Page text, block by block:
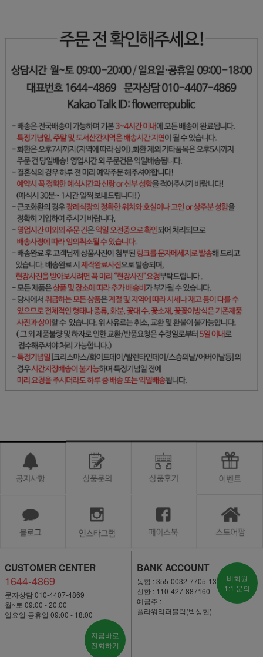
CUSTOMER CENTER
1644-4869
문자상담 010-4407-4869
월~토 09:00 - 20:00
일요일·공휴일 09:00 - 18:00
지금바로
전화하기
BANK ACCOUNT
농협 : 355-0032-7705-13
신한 : 110-427-887160
예금주 :
플라워리퍼블릭(박상현)
비회원
1:1 문의